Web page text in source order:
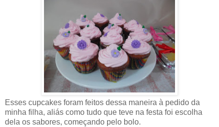
Esses cupcakes foram feitos dessa maneira à pedido da
minha filha, aliás como tudo que teve na festa foi escolha
dela os sabores, começando pelo bolo.